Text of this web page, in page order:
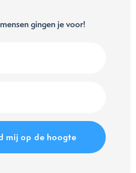
mensen gingen je voor!